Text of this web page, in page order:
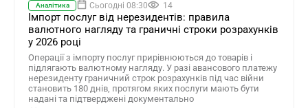
Аналітика Сьогодні 08:30 14
Імпорт послуг від нерезидентів: правила
валютного нагляду та граничні строки розрахунків
у 2026 році
Операції з імпорту послуг прирівнюються до товарів і
підлягають валютному нагляду. У разі авансового платежу
нерезиденту граничний строк розрахунків під час війни
становить 180 днів, протягом яких послуги мають бути
надані та підтверджені документально